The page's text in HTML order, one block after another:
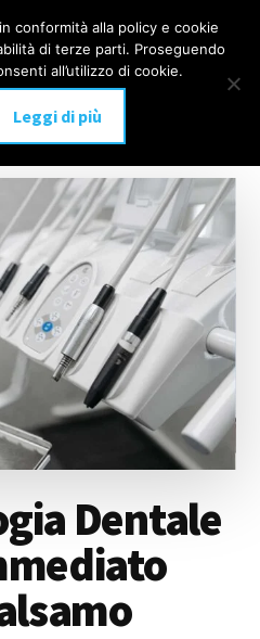
Menu
Dentale
conformità alla policy e cookie
di terze parti. Proseguendo
all’utilizzo di cookie.
Leggi di più